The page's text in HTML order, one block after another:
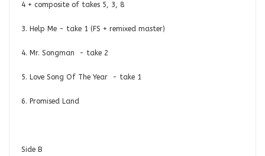
4 + composite of takes 5, 3, 8
3. Help Me - take 1 (FS + remixed master)
4. Mr. Songman - take 2
5. Love Song Of The Year - take 1
6. Promised Land
Side B